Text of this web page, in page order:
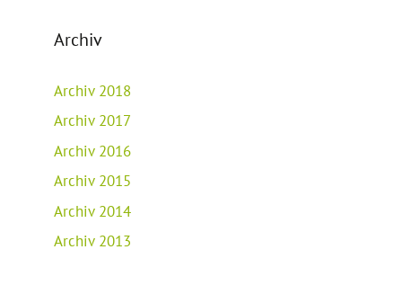
Archiv
Archiv 2018
Archiv 2017
Archiv 2016
Archiv 2015
Archiv 2014
Archiv 2013